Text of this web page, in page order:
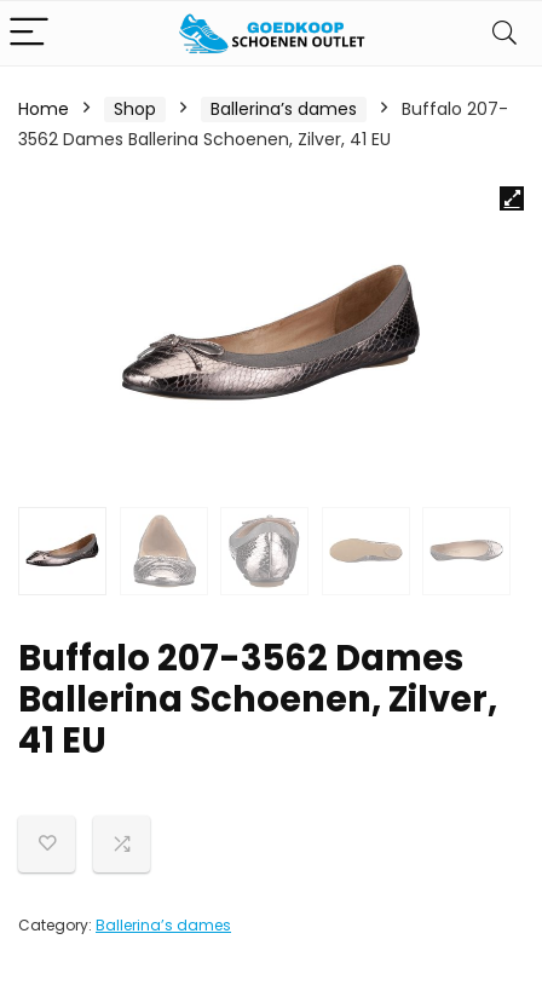
Home Shop Ballerina’s dames
Buffalo 207-
3562 Dames Ballerina Schoenen, Zilver, 41 EU
Buffalo 207-3562 Dames
Ballerina Schoenen, Zilver,
41 EU
Category: Ballerina’s dames